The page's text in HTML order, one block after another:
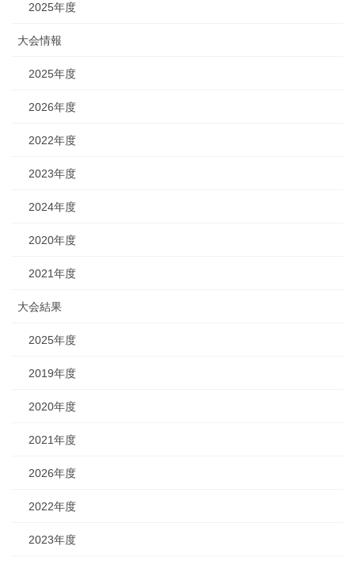
2025年度
大会情報
2025年度
2026年度
2022年度
2023年度
2024年度
2020年度
2021年度
大会結果
2025年度
2019年度
2020年度
2021年度
2026年度
2022年度
2023年度